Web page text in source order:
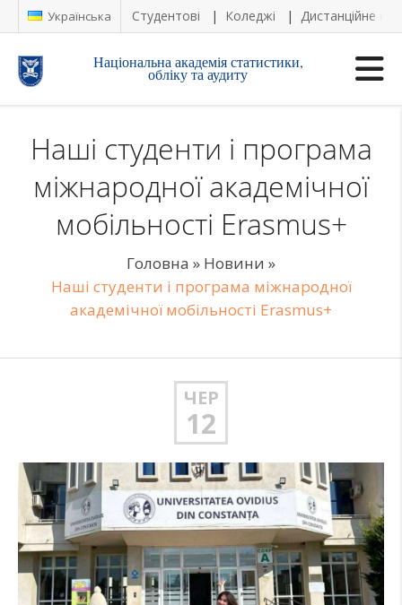
Українська Студентові Коледжі Дистанційне
Національна академія статистики,
обліку та аудиту
Наші студенти і програма
міжнародної академічної
мобільності Erasmus+
Головна » Новини »
Наші студенти і програма міжнародної
академічної мобільності Erasmus+
ЧЕР
12